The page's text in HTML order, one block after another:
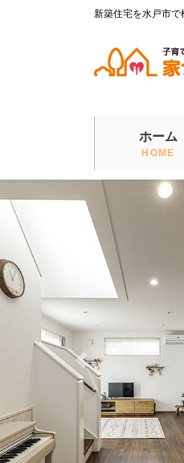
動
新築住宅を水戸市
ホーム
HOME
Previous